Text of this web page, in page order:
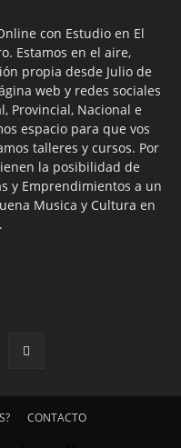
con Estudio en El
Estamos en el aire,
propia desde Julio de
web y redes sociales
Provincial, Nacional e
espacio para que vos
talleres y cursos. Por
la posibilidad de
y Emprendimientos a un
Musica y Cultura en
CONTACTO